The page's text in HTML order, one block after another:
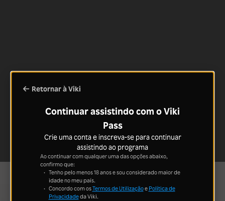
Retornar à Viki
Continuar assistindo com o Viki
Pass
Crie uma conta e inscreva-se para continuar
assistindo ao programa
Ao continuar com qualquer uma das opções abaixo,
confirmo que:
Tenho pelo menos 18 anos e sou considerado maior de
idade no meu país.
Concordo com osTermos de Utilizaçãoe Política de
Privacidadeda Viki.